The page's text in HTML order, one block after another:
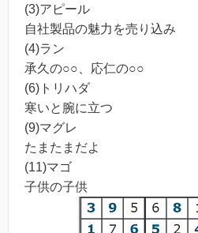
(3)アピール
自社製品の魅力を売り込み
(4)ラン
承久の○○、応仁の○○
(6)トリハダ
寒いと腕に立つ
(9)マグレ
たまたまだよ
(11)マゴ
子供の子供